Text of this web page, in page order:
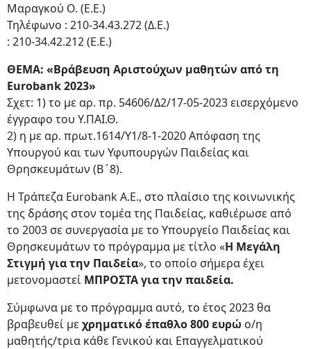
Μαραγκού Ο. (Ε.Ε.)
Τηλέφωνο : 210-34.43.272 (Δ.Ε.)
: 210-34.42.212 (Ε.Ε.)
ΘΕΜΑ: «Βράβευση Αριστούχων μαθητών από τη
Eurobank 2023»
Σχετ: 1) το με αρ. πρ. 54606/Δ2/17-05-2023 εισερχόμενο
έγγραφο του Υ.ΠΑΙ.Θ.
2) η με αρ. πρωτ.1614/Υ1/8-1-2020 Απόφαση της
Υπουργού και των Υφυπουργών Παιδείας και
Θρησκευμάτων (Β΄8).
Η Τράπεζα Eurobank Α.Ε., στο πλαίσιο της κοινωνικής
της δράσης στον τομέα της Παιδείας, καθιέρωσε από
το 2003 σε συνεργασία με το Υπουργείο Παιδείας και
Θρησκευμάτων το πρόγραμμα με τίτλο «Η Μεγάλη
Στιγμή για την Παιδεία», το οποίο σήμερα έχει
μετονομαστεί ΜΠΡΟΣΤΑ για την παιδεία.
Σύμφωνα με το πρόγραμμα αυτό, το έτος 2023 θα
βραβευθεί μεχρηματικό έπαθλο 800 ευρώ ο/η
μαθητής/τρια κάθε Γενικού και Επαγγελματικού